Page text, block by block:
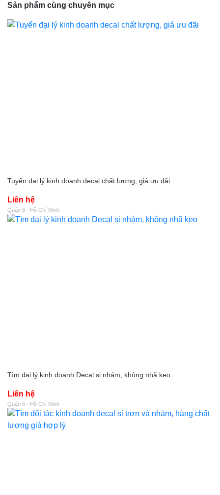
Sản phẩm cùng chuyên mục
Tuyển đại lý kinh doanh decal chất lượng, giá ưu đãi
Liên hệ
Quận 6 - Hồ Chí Minh
Tìm đại lý kinh doanh Decal si nhám, không nhã keo
Liên hệ
Quận 6 - Hồ Chí Minh